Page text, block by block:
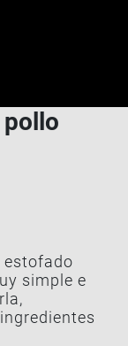
estofado
simple e